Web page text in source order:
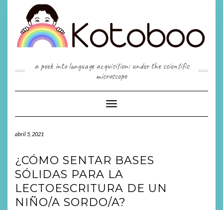
contenido
a peek into language acquisition: under the scientific
microscope
Cambiar
modo
abril 5, 2021
¿CÓMO SENTAR BASES
SÓLIDAS PARA LA
LECTOESCRITURA DE UN
NIÑO/A SORDO/A?